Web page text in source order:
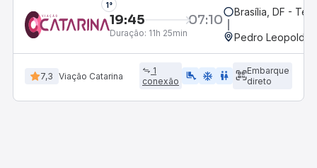
1°
19:45 07:10
Duração: 11h 25min
Brasília, DF -
Pedro Leopoldo,
7,3 Viação Catarina
1
conexão
airline_seat_legroom_extra ac_unit WC
Embarque
direto